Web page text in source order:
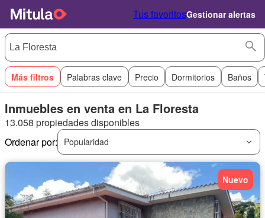
Tus favoritosGestionar alertas
Más filtros Palabras clave Precio Dormitorios Baños
Inmuebles en venta en La Floresta
13.058 propiedades disponibles
Ordenar por:
Popularidad
Nuevo